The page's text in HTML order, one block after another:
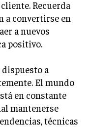
DEL CLIENTE
Y CADENA DE
Recuerda
a convertirse en
a nuevos
positivo.
a
El mundo
en constante
mantenerse
técnicas